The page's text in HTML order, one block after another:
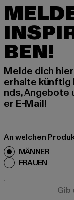
BEN!
Melde dich
erhalte künftig
nds, Angebote
er E-Mail!
An welchen
MÄNNER
FRAUEN